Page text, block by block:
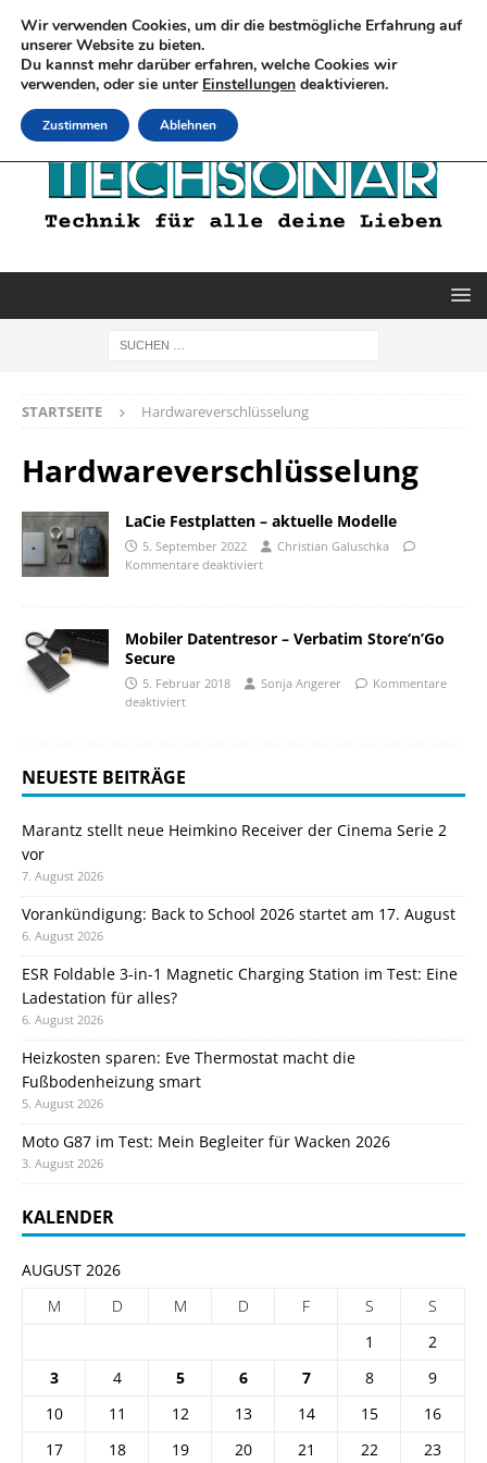
STARTSEITE Hardwareverschlüsselung
Hardwareverschlüsselung
LaCie Festplatten – aktuelle Modelle
5. September 2022
Christian Galuschka
Kommentare deaktiviert
Mobiler Datentresor – Verbatim Store‘n’Go
Secure
5. Februar 2018 Sonja Angerer
Kommentare
deaktiviert
NEUESTE BEITRÄGE
Marantz stellt neue Heimkino Receiver der Cinema Serie 2
vor
7. August 2026
Vorankündigung: Back to School 2026 startet am 17. August
6. August 2026
ESR Foldable 3-in-1 Magnetic Charging Station im Test: Eine
Ladestation für alles?
6. August 2026
Heizkosten sparen: Eve Thermostat macht die
Fußbodenheizung smart
5. August 2026
Moto G87 im Test: Mein Begleiter für Wacken 2026
3. August 2026
KALENDER
AUGUST 2026
M
D M D F S
S
1
2
3
4 5 6 7 8
9
10
11 12 13 14 15
16
17
18 19 20 21 22 23
Wir verwenden Cookies, um dir die bestmögliche Erfahrung auf
unserer Website zu bieten.
Du kannst mehr darüber erfahren, welche Cookies wir
verwenden, oder sie unter Einstellungen deaktivieren.
Zustimmen Ablehnen